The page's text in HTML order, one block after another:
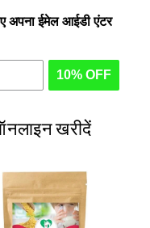
अपना ईमेल आईडी एंटर
10% OFF
खरीदें